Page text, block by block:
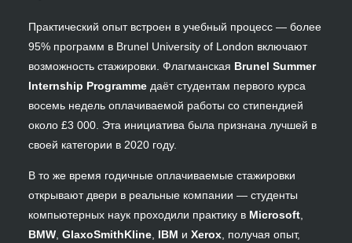
Практический опыт встроен в учебный процесс — более
95% программ в Brunel University of London включают
возможность стажировки. Флагманская Brunel Summer
Internship Programmeдаёт студентам первого курса
восемь недель оплачиваемой работы со стипендией
около £3 000. Эта инициатива была признана лучшей в
своей категории в 2020 году.
В то же время годичные оплачиваемые стажировки
открывают двери в реальные компании — студенты
компьютерных наук проходили практику в Microsoft,
BMW, GlaxoSmithKline, IBM и Xerox, получая опыт,